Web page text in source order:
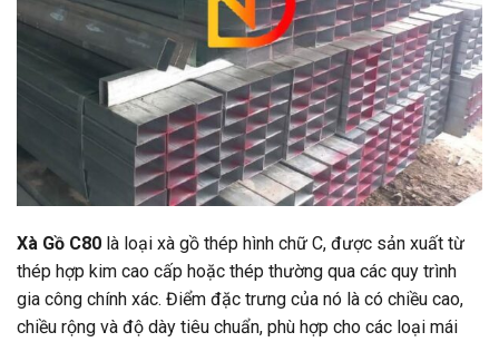
Xà Gồ C80 là loại xà gồ thép hình chữ C, được sản xuất từ
thép hợp kim cao cấp hoặc thép thường qua các quy trình
gia công chính xác. Điểm đặc trưng của nó là có chiều cao,
chiều rộng và độ dày tiêu chuẩn, phù hợp cho các loại mái